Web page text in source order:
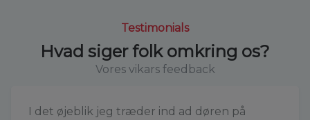
Testimonials
Hvad siger folk omkring os?
Vores vikars feedback
I det øjeblik jeg træder ind ad døren på